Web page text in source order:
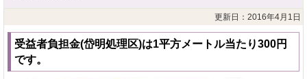
更新日：2016年4月1日
受益者負担金(岱明処理区)は1平方メートル当たり300円
です。